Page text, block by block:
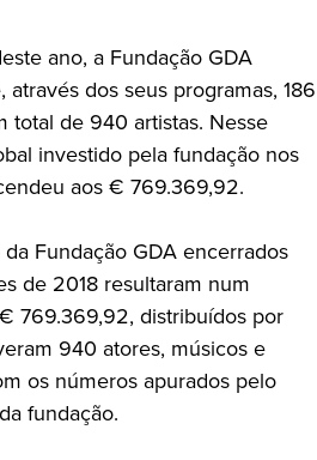
ano, a Fundação GDA
dos seus programas, 186
total de 940 artistas. Nesse
investido pela fundação nos
aos € 769.369,92.
Fundação GDA encerrados
de 2018 resultaram num
769.369,92, distribuídos por
940 atores, músicos e
os números apurados pelo
fundação.